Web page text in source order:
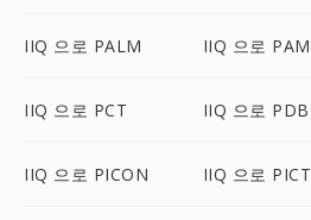
IIQ 으로 PALM IIQ 으로 PAM
IIQ 으로 PCT IIQ 으로 PDB
IIQ 으로 PICON IIQ 으로 PICT